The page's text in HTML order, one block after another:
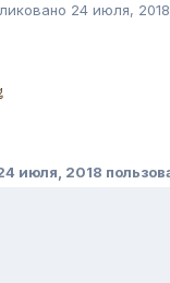
24 июля, 2018
июля, 2018